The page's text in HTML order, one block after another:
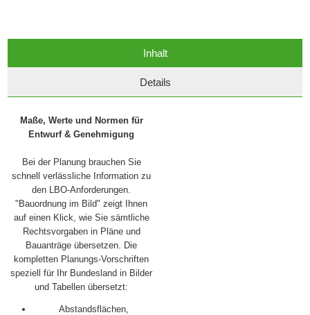
Inhalt
Details
Maße, Werte und Normen für
Entwurf & Genehmigung
Bei der Planung brauchen Sie
schnell verlässliche Information zu
den LBO-Anforderungen.
"Bauordnung im Bild" zeigt Ihnen
auf einen Klick, wie Sie sämtliche
Rechtsvorgaben in Pläne und
Bauanträge übersetzen. Die
kompletten Planungs-Vorschriften
speziell für Ihr Bundesland in Bilder
und Tabellen übersetzt:
Abstandsflächen,